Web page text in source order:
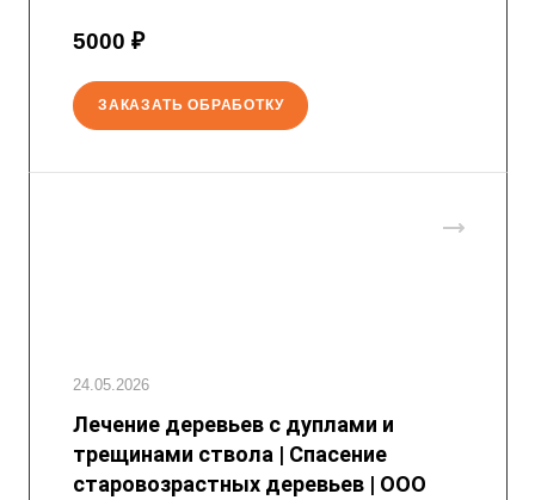
5000 ₽
ЗАКАЗАТЬ ОБРАБОТКУ
24.05.2026
Лечение деревьев с дуплами и
трещинами ствола | Спасение
старовозрастных деревьев | ООО